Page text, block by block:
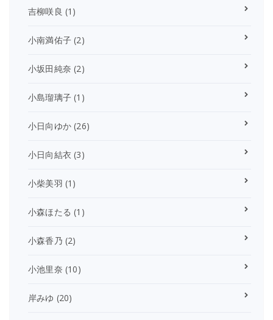
吉柳咲良 (1)
小南満佑子 (2)
小坂田純奈 (2)
小島瑠璃子 (1)
小日向ゆか (26)
小日向結衣 (3)
小柴美羽 (1)
小森ほたる (1)
小森香乃 (2)
小池里奈 (10)
岸みゆ (20)